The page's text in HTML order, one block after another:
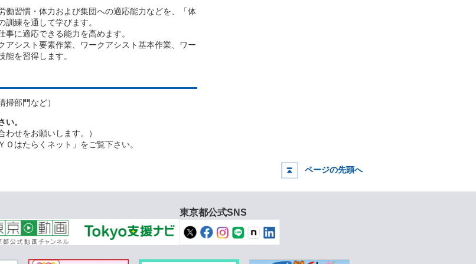
習慣・体力および集団への適応能力などを、「体
練を通して学びます。
に適応できる能力を高めます。
シスト要素作業、ワークアシスト基本作業、ワー
を習得します。
部門など）
。
わせをお願いします。）
はたらくネット」をご覧下さい。
ページの先頭へ
東京都公式SNS